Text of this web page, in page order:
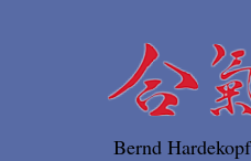
Bernd